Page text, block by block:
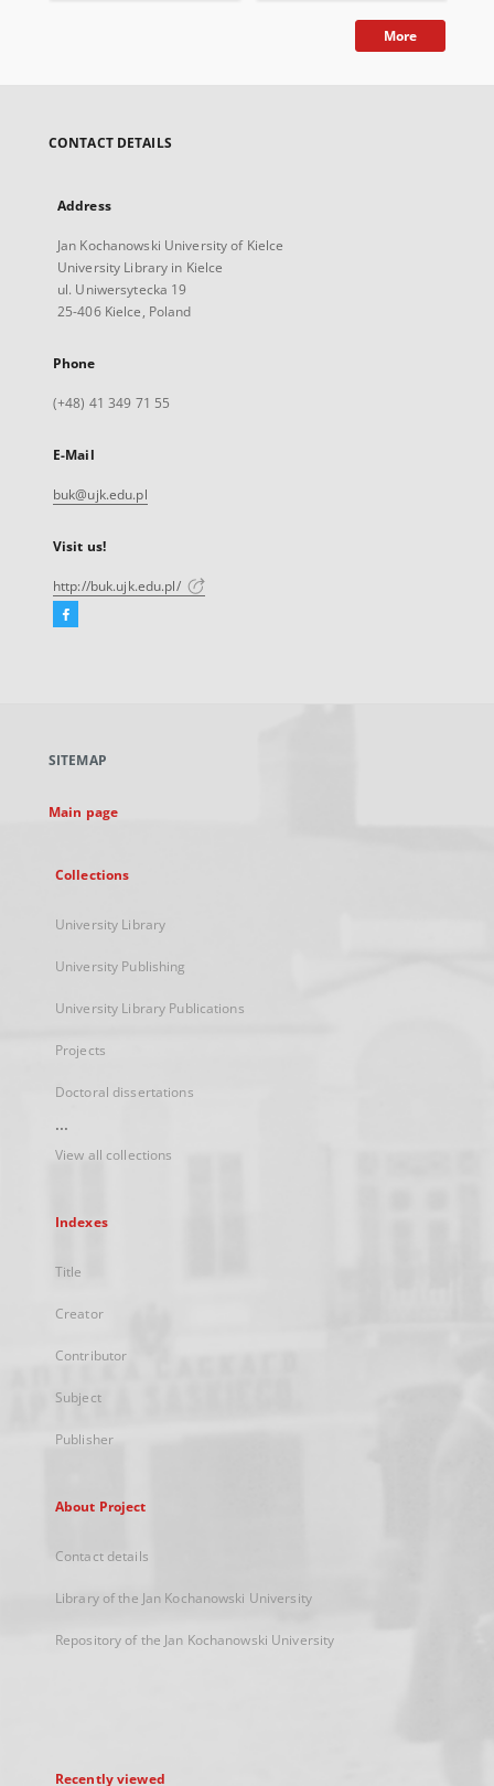
More
CONTACT DETAILS
Address
Jan Kochanowski University of Kielce
University Library in Kielce
ul. Uniwersytecka 19
25-406 Kielce, Poland
Phone
(+48) 41 349 71 55
E-Mail
buk@ujk.edu.pl
Visit us!
http://buk.ujk.edu.pl/
Facebook
new
SITEMAP
Main page
Collections
University Library
University Publishing
University Library Publications
Projects
Doctoral dissertations
...
View all collections
Indexes
Title
Creator
Contributor
Subject
Publisher
About Project
Contact details
Library of the Jan Kochanowski University
Repository of the Jan Kochanowski University
Recently viewed